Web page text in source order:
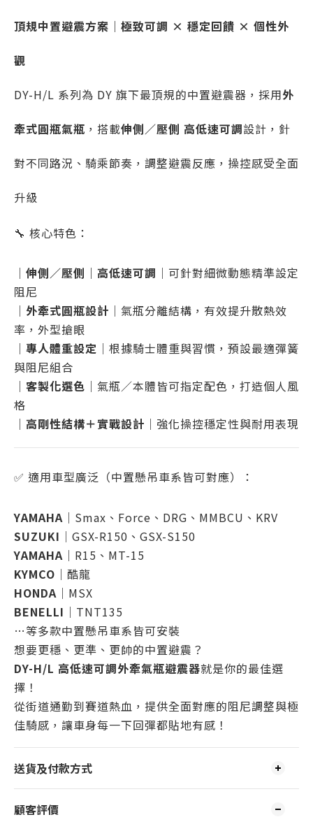
頂規中置避震方案｜極致可調 × 穩定回饋 × 個性外
觀
DY-H/L 系列為 DY 旗下最頂規的中置避震器，採用外
牽式圓瓶氣瓶 ，搭載伸側／壓側 高低速可調設計，針
對不同路況、騎乘節奏，調整避震反應，操控感受全面
升級
🔧 核心特色：
｜ 伸側／壓側｜高低速可調 ｜可針對細微動態精準設定
阻尼
｜ 外牽式圓瓶設計 ｜氣瓶分離結構，有效提升散熱效
率，外型搶眼
｜ 專人體重設定 ｜根據騎士體重與習慣，預設最適彈簧
與阻尼組合
｜ 客製化選色 ｜氣瓶／本體皆可指定配色，打造個人風
格
｜ 高剛性結構＋實戰設計 ｜強化操控穩定性與耐用表現
✅ 適用車型廣泛（中置懸吊車系皆可對應）：
YAMAHA ｜Smax、Force、DRG、MMBCU、KRV
SUZUKI ｜GSX-R150、GSX-S150
YAMAHA ｜R15、MT-15
KYMCO ｜酷龍
HONDA ｜MSX
BENELLI ｜TNT135
…等多款中置懸吊車系皆可安裝
想要更穩、更準、更帥的中置避震？
DY-H/L 高低速可調外牽氣瓶避震器就是你的最佳選
擇！
從街道通勤到賽道熱血，提供全面對應的阻尼調整與極
佳騎感，讓車身每一下回彈都貼地有感！
送貨及付款方式
顧客評價